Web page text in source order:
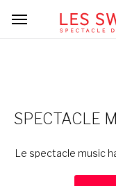
SPECTACLE
Le spectacle music